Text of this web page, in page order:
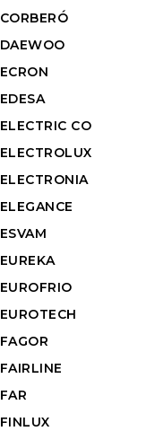
CORBERÓ
DAEWOO
ECRON
EDESA
ELECTRIC CO
ELECTROLUX
ELECTRONIA
ELEGANCE
ESVAM
EUREKA
EUROFRIO
EUROTECH
FAGOR
FAIRLINE
FAR
FINLUX